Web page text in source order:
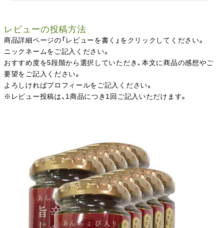
レビューの投稿方法
商品詳細ページの「レビューを書く」をクリックしてください。
ニックネームをご記入ください。
おすすめ度を5段階から選択していただき、本文に商品の感想やご
要望をご記入ください。
よろしければプロフィールをご記入ください。
※レビュー投稿は、1商品につき1回ご記入いただけます。